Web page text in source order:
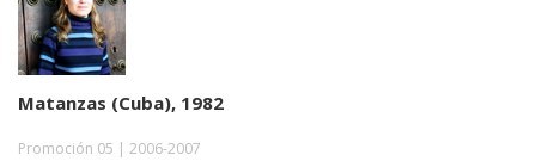
Matanzas (Cuba), 1982
Promoción 05 | 2006-2007